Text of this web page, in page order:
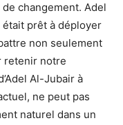
changement. Adel
était prêt à déployer
non seulement
retenir notre
Al-Jubair à
ne peut pas
naturel dans un